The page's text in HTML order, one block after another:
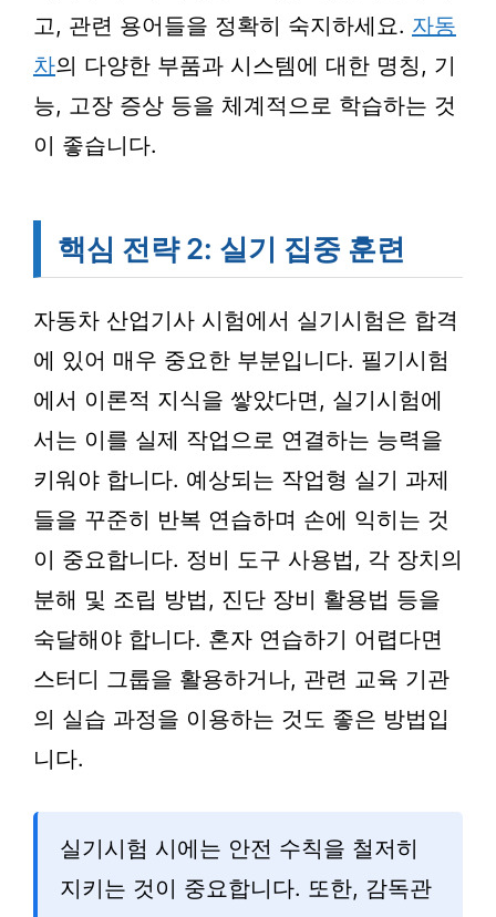
고, 관련 용어들을 정확히 숙지하세요. 자동
차의 다양한 부품과 시스템에 대한 명칭, 기
능, 고장 증상 등을 체계적으로 학습하는 것
이 좋습니다.
핵심 전략 2: 실기 집중 훈련
자동차 산업기사 시험에서 실기시험은 합격
에 있어 매우 중요한 부분입니다. 필기시험
에서 이론적 지식을 쌓았다면, 실기시험에
서는 이를 실제 작업으로 연결하는 능력을
키워야 합니다. 예상되는 작업형 실기 과제
들을 꾸준히 반복 연습하며 손에 익히는 것
이 중요합니다. 정비 도구 사용법, 각 장치의
분해 및 조립 방법, 진단 장비 활용법 등을
숙달해야 합니다. 혼자 연습하기 어렵다면
스터디 그룹을 활용하거나, 관련 교육 기관
의 실습 과정을 이용하는 것도 좋은 방법입
니다.
실기시험 시에는 안전 수칙을 철저히
지키는 것이 중요합니다. 또한, 감독관